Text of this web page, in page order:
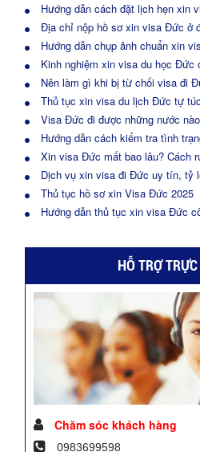
Hướng dẫn cách đặt lịch hẹn xin
Địa chỉ nộp hồ sơ xin visa Đức ở
Hướng dẫn chụp ảnh chuẩn xin
Kinh nghiệm xin visa du học Đức
Nên làm gì khi bị từ chối visa đi
Thủ tục xin visa du lịch Đức tự
Visa Đức đi được những nước
Hướng dẫn cách kiểm tra tình
Xin visa Đức mất bao lâu? Cách
Dịch vụ xin visa đi Đức uy tín, tỷ
Thủ tục hồ sơ xin Visa Đức 2025
Hướng dẫn thủ tục xin visa Đức
HỖ TRỢ
Chăm sóc khách hàng
0983699598